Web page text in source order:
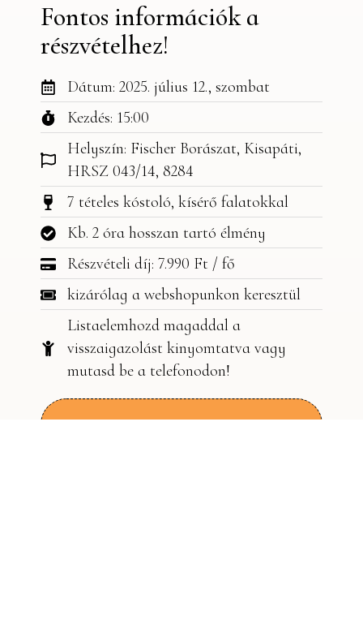
Fontos információk a
részvételhez!
Dátum: 2025. július 12., szombat
Kezdés: 15:00
Helyszín: Fischer Borászat, Kisapáti,
HRSZ 043/14, 8284
7 tételes kóstoló, kísérő falatokkal
Kb. 2 óra hosszan tartó élmény
Részvételi díj: 7.990 Ft / fő
kizárólag a webshopunkon keresztül
Listaelemhozd magaddal a
visszaigazolást kinyomtatva vagy
mutasd be a telefonodon!